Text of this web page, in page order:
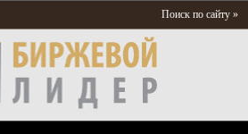
Поиск по сайту »